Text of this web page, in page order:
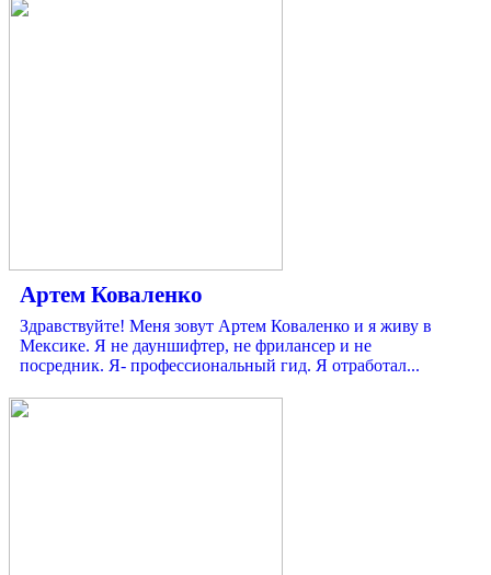
Артем Коваленко
Здравствуйте! Меня зовут Артем Коваленко и я живу в
Мексике. Я не дауншифтер, не фрилансер и не
посредник. Я- профессиональный гид. Я отработал...